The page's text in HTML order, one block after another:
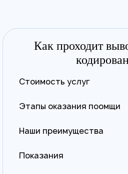
Как проходит
Стоимость услуг
Этапы оказания поомщи
Наши преимущества
Показания